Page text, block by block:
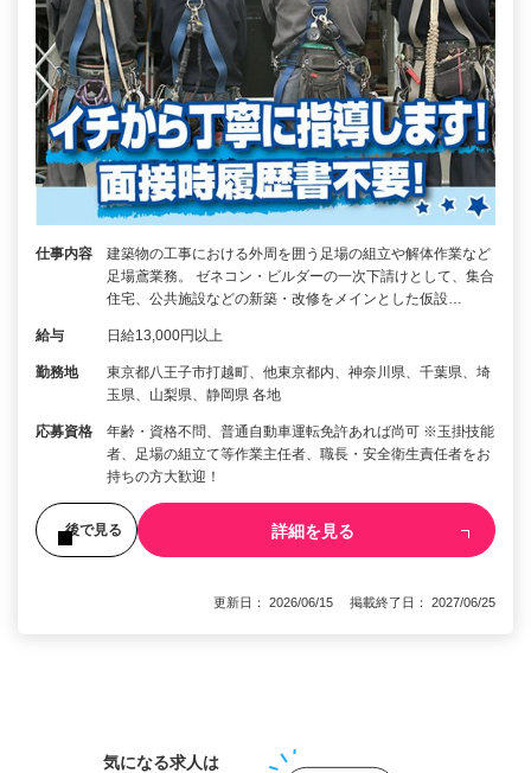
仕事内容
建築物の工事における外周を囲う足場の組立や解体作業など
足場鳶業務。 ゼネコン・ビルダーの一次下請けとして、集合
住宅、公共施設などの新築・改修をメインとした仮設…
給与 日給13,000円以上
勤務地
東京都八王子市打越町、他東京都内、神奈川県、千葉県、埼
玉県、山梨県、静岡県 各地
応募資格
年齢・資格不問、普通自動車運転免許あれば尚可 ※玉掛技能
者、足場の組立て等作業主任者、職長・安全衛生責任者をお
持ちの方大歓迎！
後で見る 詳細を見る
更新日： 2026/06/15 掲載終了日： 2027/06/25
気になる求人は